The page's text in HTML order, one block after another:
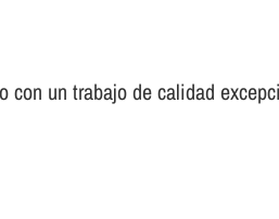
un trabajo de calidad